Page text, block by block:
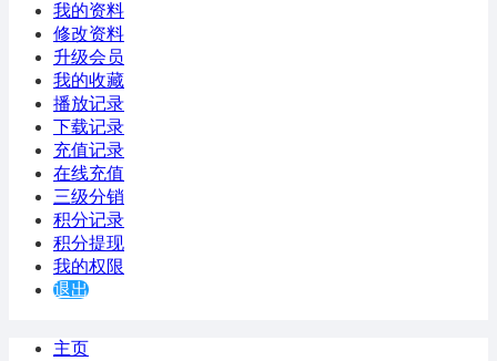
我的资料
修改资料
升级会员
我的收藏
播放记录
下载记录
充值记录
在线充值
三级分销
积分记录
积分提现
我的权限
退出
主页